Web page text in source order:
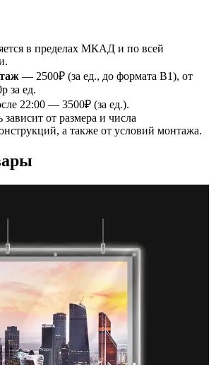
в пределах МКАД и по всей
— 2500₽ (за ед., до формата B1), от
за ед.
22:00 — 3500₽ (за ед.).
от размера и числа
а также от условий монтажа.